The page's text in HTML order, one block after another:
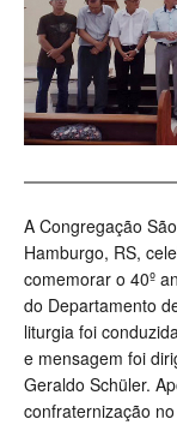
A Congregação
Hamburgo, RS,
comemorar o 40º
do Departamento
liturgia foi
e mensagem foi
Geraldo Schüler.
confraternização